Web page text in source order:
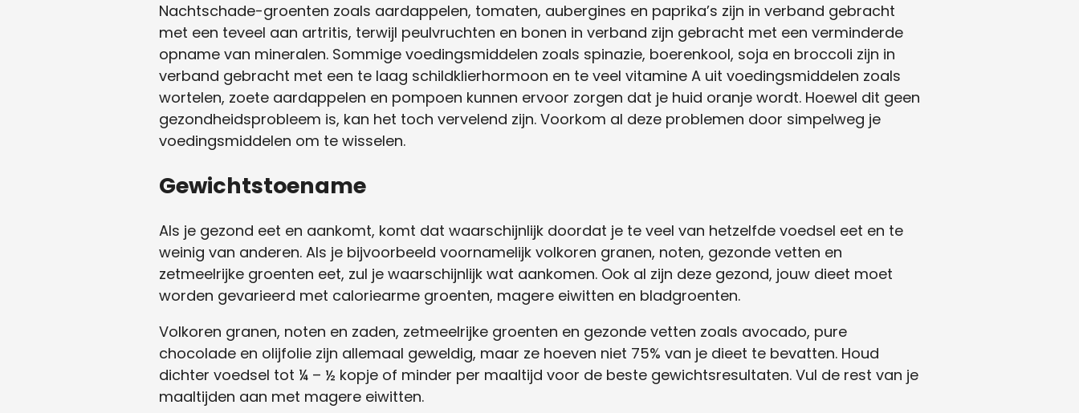
Nachtschade-groenten zoals aardappelen, tomaten, aubergines en paprika’s zijn in verband gebracht
met een teveel aan artritis, terwijl peulvruchten en bonen in verband zijn gebracht met een verminderde
opname van mineralen. Sommige voedingsmiddelen zoals spinazie, boerenkool, soja en broccoli zijn in
verband gebracht met een te laag schildklierhormoon en te veel vitamine A uit voedingsmiddelen zoals
wortelen, zoete aardappelen en pompoen kunnen ervoor zorgen dat je huid oranje wordt. Hoewel dit geen
gezondheidsprobleem is, kan het toch vervelend zijn. Voorkom al deze problemen door simpelweg je
voedingsmiddelen om te wisselen.
Gewichtstoename
Als je gezond eet en aankomt, komt dat waarschijnlijk doordat je te veel van hetzelfde voedsel eet en te
weinig van anderen. Als je bijvoorbeeld voornamelijk volkoren granen, noten, gezonde vetten en
zetmeelrijke groenten eet, zul je waarschijnlijk wat aankomen. Ook al zijn deze gezond, jouw dieet moet
worden gevarieerd met caloriearme groenten, magere eiwitten en bladgroenten.
Volkoren granen, noten en zaden, zetmeelrijke groenten en gezonde vetten zoals avocado, pure
chocolade en olijfolie zijn allemaal geweldig, maar ze hoeven niet 75% van je dieet te bevatten. Houd
dichter voedsel tot ¼ – ½ kopje of minder per maaltijd voor de beste gewichtsresultaten. Vul de rest van je
maaltijden aan met magere eiwitten.